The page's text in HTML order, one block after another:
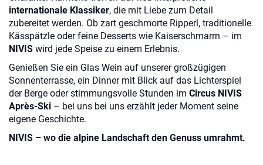
internationale Klassiker, die mit Liebe zum Detail
zubereitet werden. Ob zart geschmorte Ripperl, traditionelle
Kässpätzle oder feine Desserts wie Kaiserschmarrn – im
NIVIS wird jede Speise zu einem Erlebnis.
Genießen Sie ein Glas Wein auf unserer großzügigen
Sonnenterrasse, ein Dinner mit Blick auf das Lichterspiel
der Berge oder stimmungsvolle Stunden im Circus NIVIS
Après-Ski – bei uns bei uns erzählt jeder Moment seine
eigene Geschichte.
NIVIS – wo die alpine Landschaft den Genuss umrahmt.